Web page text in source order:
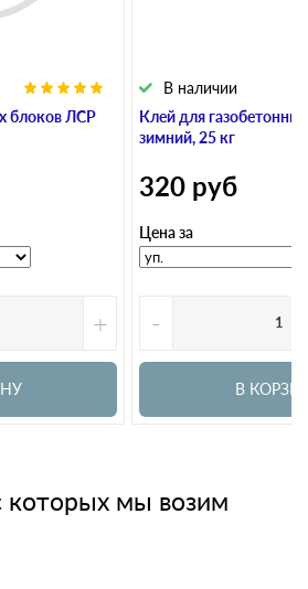
блоков ЛСР
+
Клей для
зимний, 25 кг
В наличии
320 руб
Цена за
-
В
которых мы возим